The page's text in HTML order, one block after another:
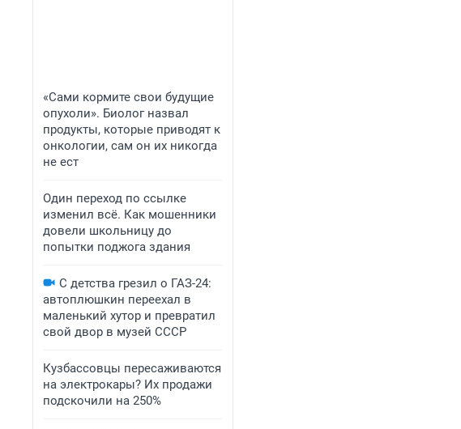
«Сами кормите свои будущие
опухоли». Биолог назвал
продукты, которые приводят к
онкологии, сам он их никогда
не ест
Один переход по ссылке
изменил всё. Как мошенники
довели школьницу до
попытки поджога здания
С детства грезил о ГАЗ-24:
автоплюшкин переехал в
маленький хутор и превратил
свой двор в музей СССР
Кузбассовцы пересаживаются
на электрокары? Их продажи
подскочили на 250%